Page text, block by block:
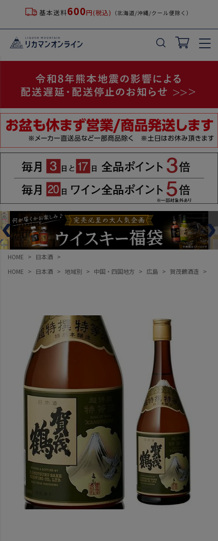
基本送料600円(税込) （北海道/沖縄/クール便除く）
HOME
日本酒
HOME
日本酒 地域別 中国・四国地方 広島 賀茂鶴酒造